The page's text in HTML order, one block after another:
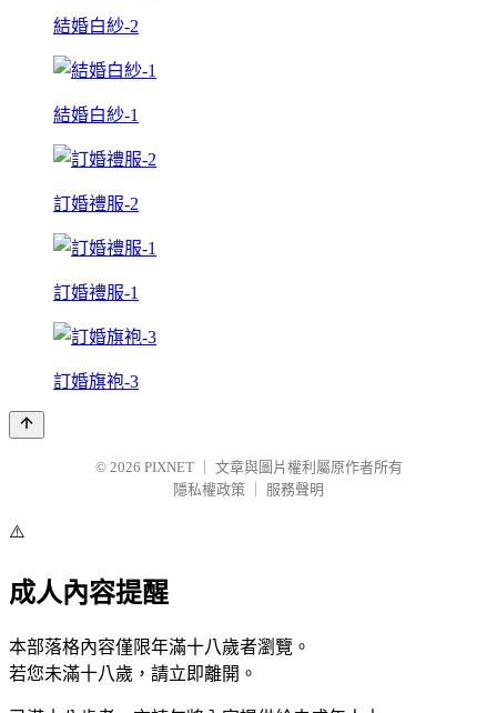
結婚白紗-2
結婚白紗-1
訂婚禮服-2
訂婚禮服-1
訂婚旗袍-3
© 2026 PIXNET
文章與圖片權利屬原作者所有
隱私權政策
服務聲明
⚠️
成人內容提醒
本部落格內容僅限年滿十八歲者瀏覽。
若您未滿十八歲，請立即離開。